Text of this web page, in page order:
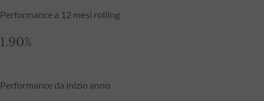
Performance a 12 mesi rolling
1.90%
Performance da inizio anno